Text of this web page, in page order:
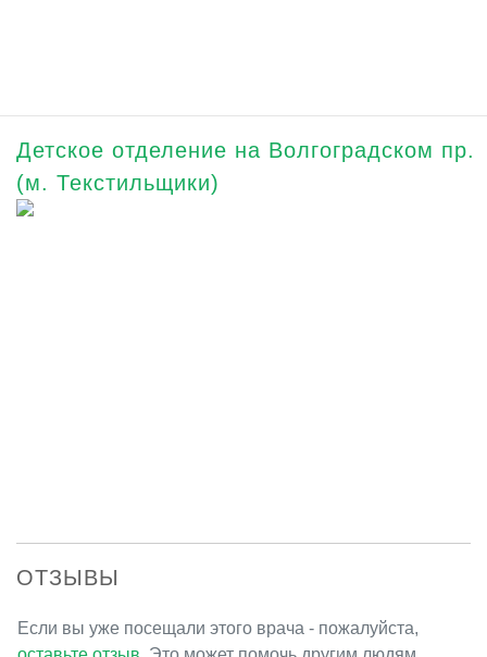
Детское отделение на Волгоградском пр.
(м. Текстильщики)
ОТЗЫВЫ
Если вы уже посещали этого врача - пожалуйста,